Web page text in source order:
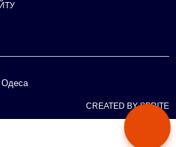
Одеса
CREATED BY SPRITE